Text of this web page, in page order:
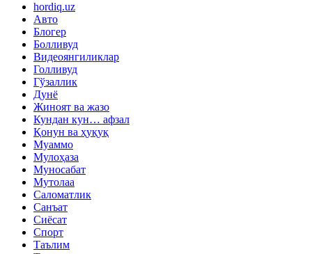
hordiq.uz
Авто
Блогер
Болливуд
Видеоянгиликлар
Голливуд
Гўзаллик
Дунё
Жиноят ва жазо
Кундан кун… афзал
Қонун ва ҳуқуқ
Муаммо
Мулоҳаза
Муносабат
Мутолаа
Саломатлик
Санъат
Сиёсат
Спорт
Таълим